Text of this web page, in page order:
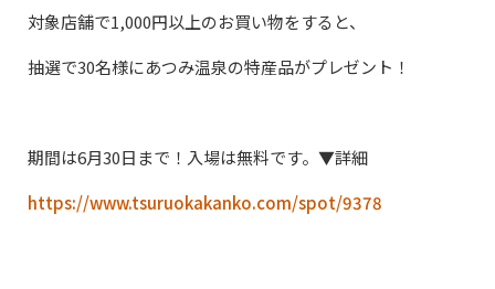
対象店舗で1,000円以上のお買い物をすると、
抽選で30名様にあつみ温泉の特産品がプレゼント！
期間は6月30日まで！入場は無料です。▼詳細
https://www.tsuruokakanko.com/spot/9378